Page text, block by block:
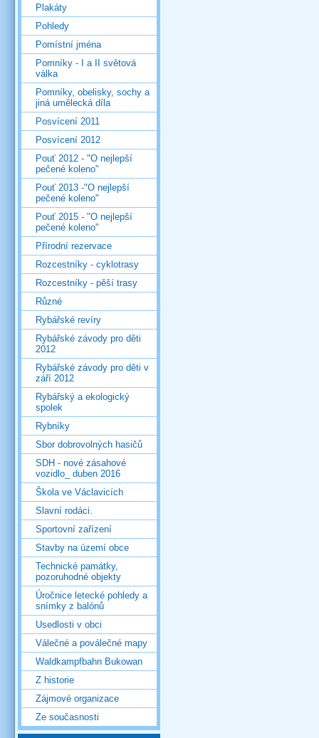
Plakáty
Pohledy
Pomístní jména
Pomníky - I a II světová
válka
Pomníky, obelisky, sochy a
jiná umělecká díla
Posvícení 2011
Posvícení 2012
Pouť 2012 - "O nejlepší
pečené koleno"
Pouť 2013 -"O nejlepší
pečené koleno"
Pouť 2015 - "O nejlepší
pečené koleno"
Přírodní rezervace
Rozcestníky - cyklotrasy
Rozcestníky - pěší trasy
Různé
Rybářské revíry
Rybářské závody pro děti
2012
Rybářské závody pro děti v
září 2012
Rybářský a ekologický
spolek
Rybníky
Sbor dobrovolných hasičů
SDH - nové zásahové
vozidlo_ duben 2016
Škola ve Václavicích
Slavní rodáci.
Sportovní zařízení
Stavby na území obce
Technické památky,
pozoruhodné objekty
Úročnice letecké pohledy a
snímky z balónů
Usedlosti v obci
Válečné a poválečné mapy
Waldkampfbahn Bukowan
Z historie
Zájmové organizace
Ze současnosti